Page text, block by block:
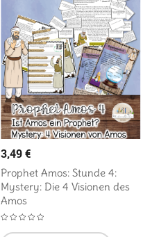
3,49€
Prophet Amos: Stunde 4:
Mystery: Die 4 Visionen des
Amos